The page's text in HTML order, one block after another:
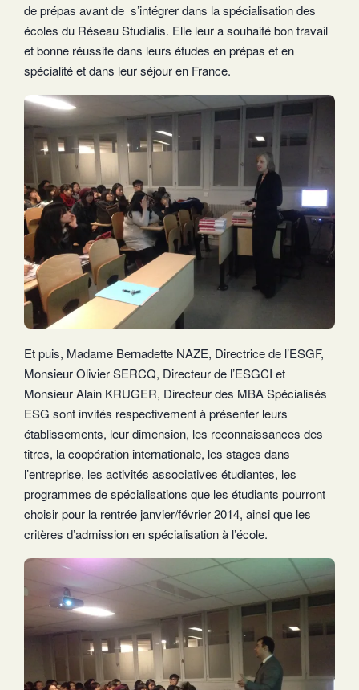
de prépas avant de s’intégrer dans la spécialisation des
écoles du Réseau Studialis. Elle leur a souhaité bon travail
et bonne réussite dans leurs études en prépas et en
spécialité et dans leur séjour en France.
Et puis, Madame Bernadette NAZE, Directrice de l’ESGF,
Monsieur Olivier SERCQ, Directeur de l’ESGCI et
Monsieur Alain KRUGER, Directeur des MBA Spécialisés
ESG sont invités respectivement à présenter leurs
établissements, leur dimension, les reconnaissances des
titres, la coopération internationale, les stages dans
l’entreprise, les activités associatives étudiantes, les
programmes de spécialisations que les étudiants pourront
choisir pour la rentrée janvier/février 2014, ainsi que les
critères d’admission en spécialisation à l’école.